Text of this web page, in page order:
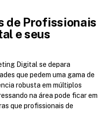
de Profissionais
e seus
Digital se depara
que pedem uma gama de
robusta em múltiplos
na área pode ficar em
que profissionais de